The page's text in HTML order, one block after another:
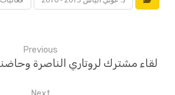
Previous
لقاء مشترك لروتاري الناصرة